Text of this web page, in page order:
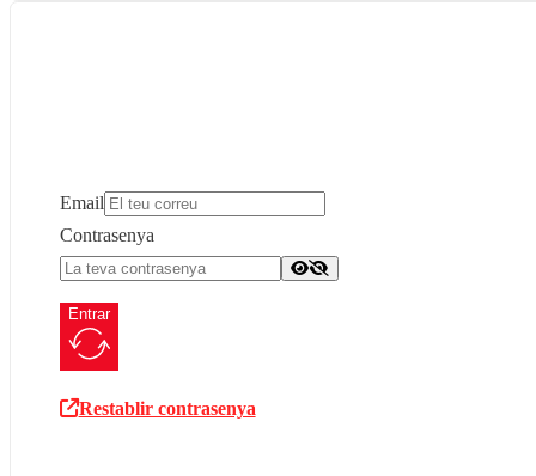
Email
Contrasenya
Entrar
Restablir contrasenya